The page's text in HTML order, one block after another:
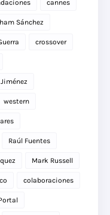
cannes
Sánchez
crossover
western
Raúl Fuentes
Mark Russell
colaboraciones